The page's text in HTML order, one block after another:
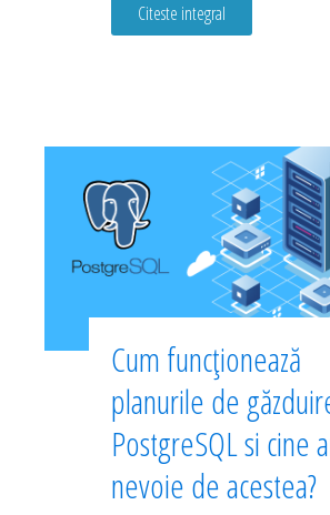
Citeste integral
Cum funcționează
planurile de
PostgreSQL si cine
nevoie de acestea?